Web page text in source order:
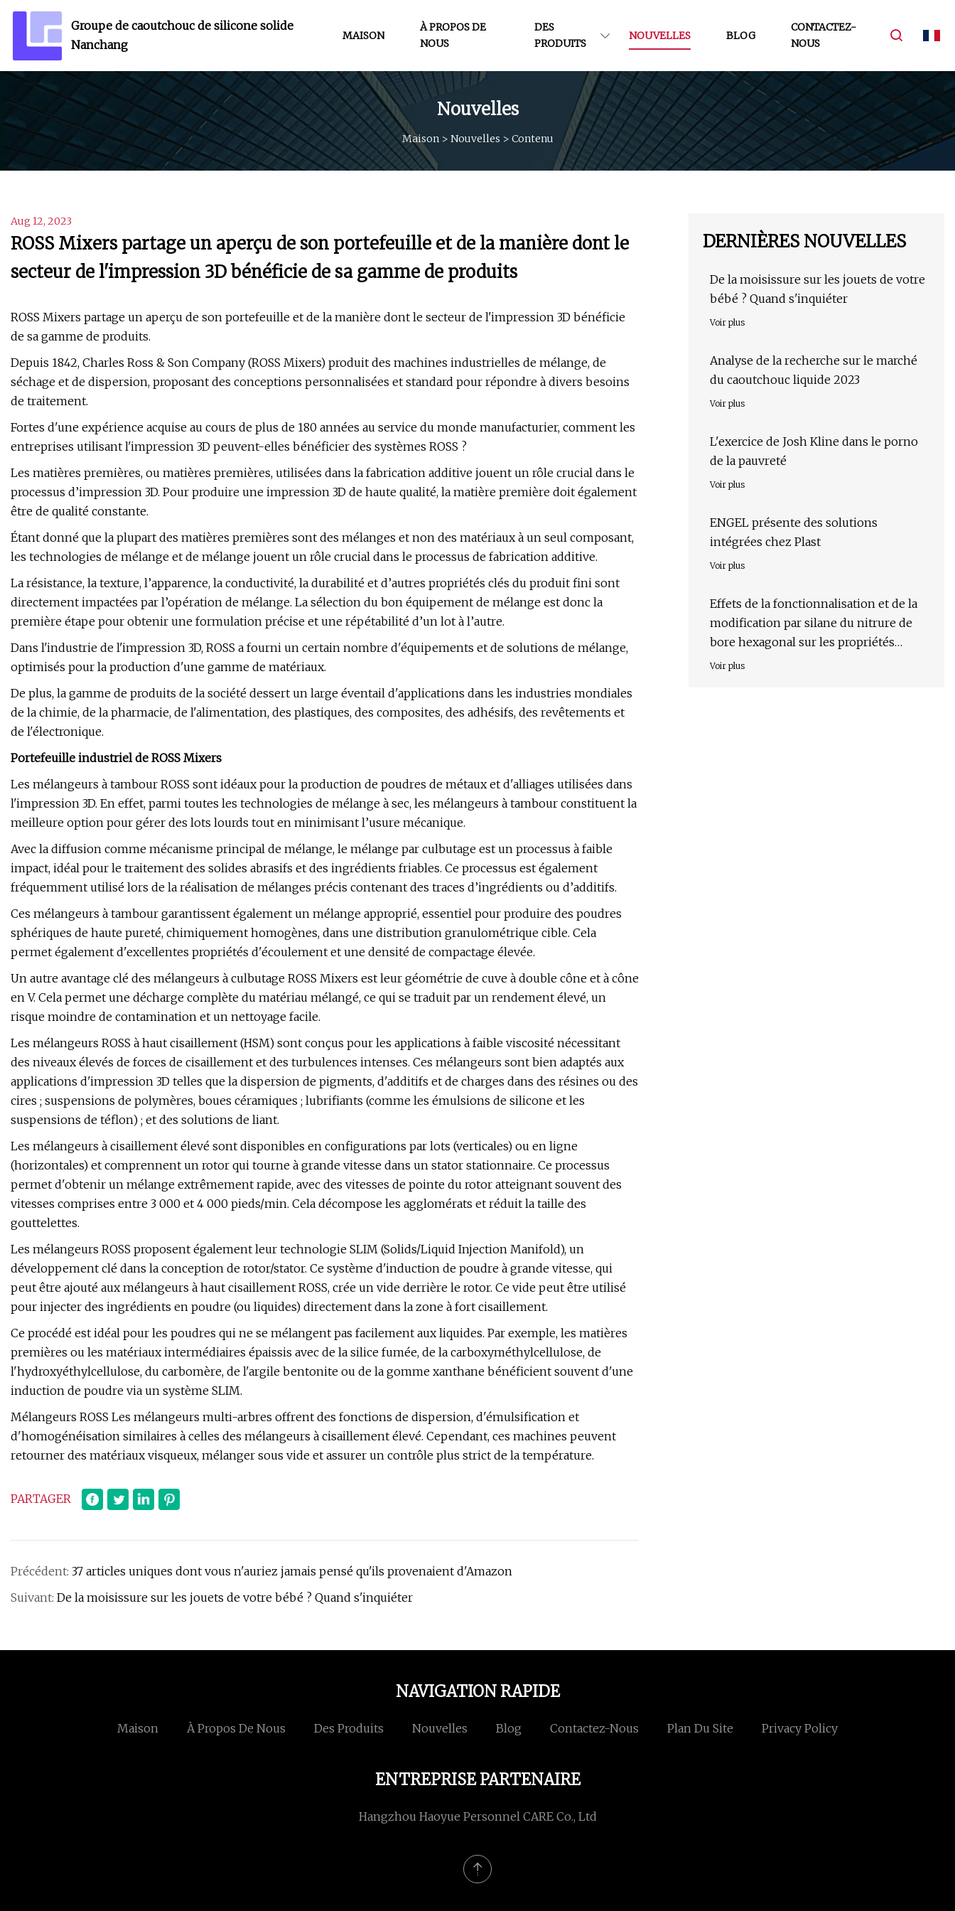
Groupe de caoutchouc de silicone solide
Nanchang
MAISON
À PROPOS DE
NOUS
DES
PRODUITS
NOUVELLES BLOG
CONTACTEZ-
NOUS
Nouvelles
Maison > Nouvelles > Contenu
Aug 12, 2023
ROSS Mixers partage un aperçu de son portefeuille et de la manière dont le
secteur de l'impression 3D bénéficie de sa gamme de produits
ROSS Mixers partage un aperçu de son portefeuille et de la manière dont le secteur de l'impression 3D bénéficie
de sa gamme de produits.
Depuis 1842, Charles Ross & Son Company (ROSS Mixers) produit des machines industrielles de mélange, de
séchage et de dispersion, proposant des conceptions personnalisées et standard pour répondre à divers besoins
de traitement.
Fortes d'une expérience acquise au cours de plus de 180 années au service du monde manufacturier, comment les
entreprises utilisant l'impression 3D peuvent-elles bénéficier des systèmes ROSS ?
Les matières premières, ou matières premières, utilisées dans la fabrication additive jouent un rôle crucial dans le
processus d’impression 3D. Pour produire une impression 3D de haute qualité, la matière première doit également
être de qualité constante.
Étant donné que la plupart des matières premières sont des mélanges et non des matériaux à un seul composant,
les technologies de mélange et de mélange jouent un rôle crucial dans le processus de fabrication additive.
La résistance, la texture, l’apparence, la conductivité, la durabilité et d’autres propriétés clés du produit fini sont
directement impactées par l’opération de mélange. La sélection du bon équipement de mélange est donc la
première étape pour obtenir une formulation précise et une répétabilité d’un lot à l’autre.
Dans l'industrie de l'impression 3D, ROSS a fourni un certain nombre d'équipements et de solutions de mélange,
optimisés pour la production d'une gamme de matériaux.
De plus, la gamme de produits de la société dessert un large éventail d'applications dans les industries mondiales
de la chimie, de la pharmacie, de l'alimentation, des plastiques, des composites, des adhésifs, des revêtements et
de l'électronique.
Portefeuille industriel de ROSS Mixers
Les mélangeurs à tambour ROSS sont idéaux pour la production de poudres de métaux et d'alliages utilisées dans
l'impression 3D. En effet, parmi toutes les technologies de mélange à sec, les mélangeurs à tambour constituent la
meilleure option pour gérer des lots lourds tout en minimisant l’usure mécanique.
Avec la diffusion comme mécanisme principal de mélange, le mélange par culbutage est un processus à faible
impact, idéal pour le traitement des solides abrasifs et des ingrédients friables. Ce processus est également
fréquemment utilisé lors de la réalisation de mélanges précis contenant des traces d’ingrédients ou d’additifs.
Ces mélangeurs à tambour garantissent également un mélange approprié, essentiel pour produire des poudres
sphériques de haute pureté, chimiquement homogènes, dans une distribution granulométrique cible. Cela
permet également d'excellentes propriétés d'écoulement et une densité de compactage élevée.
Un autre avantage clé des mélangeurs à culbutage ROSS Mixers est leur géométrie de cuve à double cône et à cône
en V. Cela permet une décharge complète du matériau mélangé, ce qui se traduit par un rendement élevé, un
risque moindre de contamination et un nettoyage facile.
Les mélangeurs ROSS à haut cisaillement (HSM) sont conçus pour les applications à faible viscosité nécessitant
des niveaux élevés de forces de cisaillement et des turbulences intenses. Ces mélangeurs sont bien adaptés aux
applications d'impression 3D telles que la dispersion de pigments, d'additifs et de charges dans des résines ou des
cires ; suspensions de polymères, boues céramiques ; lubrifiants (comme les émulsions de silicone et les
suspensions de téflon) ; et des solutions de liant.
Les mélangeurs à cisaillement élevé sont disponibles en configurations par lots (verticales) ou en ligne
(horizontales) et comprennent un rotor qui tourne à grande vitesse dans un stator stationnaire. Ce processus
permet d'obtenir un mélange extrêmement rapide, avec des vitesses de pointe du rotor atteignant souvent des
vitesses comprises entre 3 000 et 4 000 pieds/min. Cela décompose les agglomérats et réduit la taille des
gouttelettes.
Les mélangeurs ROSS proposent également leur technologie SLIM (Solids/Liquid Injection Manifold), un
développement clé dans la conception de rotor/stator. Ce système d'induction de poudre à grande vitesse, qui
peut être ajouté aux mélangeurs à haut cisaillement ROSS, crée un vide derrière le rotor. Ce vide peut être utilisé
pour injecter des ingrédients en poudre (ou liquides) directement dans la zone à fort cisaillement.
Ce procédé est idéal pour les poudres qui ne se mélangent pas facilement aux liquides. Par exemple, les matières
premières ou les matériaux intermédiaires épaissis avec de la silice fumée, de la carboxyméthylcellulose, de
l'hydroxyéthylcellulose, du carbomère, de l'argile bentonite ou de la gomme xanthane bénéficient souvent d'une
induction de poudre via un système SLIM.
Mélangeurs ROSS Les mélangeurs multi-arbres offrent des fonctions de dispersion, d'émulsification et
d'homogénéisation similaires à celles des mélangeurs à cisaillement élevé. Cependant, ces machines peuvent
retourner des matériaux visqueux, mélanger sous vide et assurer un contrôle plus strict de la température.
PARTAGER
Précédent: 37 articles uniques dont vous n'auriez jamais pensé qu'ils provenaient d'Amazon
Suivant: De la moisissure sur les jouets de votre bébé ? Quand s'inquiéter
DERNIÈRES NOUVELLES
De la moisissure sur les jouets de votre
bébé ? Quand s'inquiéter
Voir plus
Analyse de la recherche sur le marché
du caoutchouc liquide 2023
Voir plus
L'exercice de Josh Kline dans le porno
de la pauvreté
Voir plus
ENGEL présente des solutions
intégrées chez Plast
Voir plus
Effets de la fonctionnalisation et de la
modification par silane du nitrure de
bore hexagonal sur les propriétés
thermiques/mécaniques/morphologiques
Voir plus
NAVIGATION RAPIDE
Maison À Propos De Nous Des Produits Nouvelles Blog Contactez-Nous Plan Du Site Privacy Policy
ENTREPRISE PARTENAIRE
Hangzhou Haoyue Personnel CARE Co., Ltd